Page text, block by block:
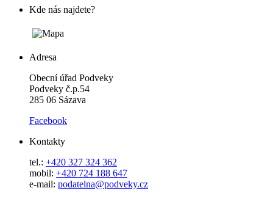
Kde nás najdete?
Adresa
Obecní úřad Podveky
Podveky č.p.54
285 06 Sázava
Facebook
Kontakty
tel.: +420 327 324 362
mobil: +420 724 188 647
e-mail: podatelna@podveky.cz